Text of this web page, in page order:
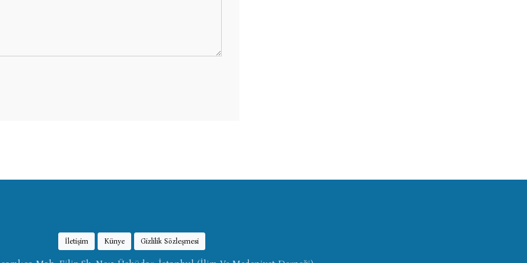
İletişim Künye Gizlilik Sözleşmesi